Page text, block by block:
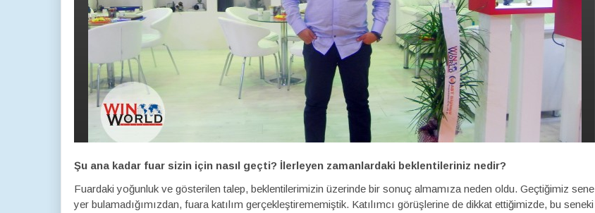
Şu ana kadar fuar sizin için nasıl geçti? İlerleyen zamanlardaki beklentileriniz nedir?
Fuardaki yoğunluk ve gösterilen talep, beklentilerimizin üzerinde bir sonuç almamıza neden oldu. Geçtiğimiz sene
yer bulamadığımızdan, fuara katılım gerçekleştirememiştik. Katılımcı görüşlerine de dikkat ettiğimizde, bu seneki